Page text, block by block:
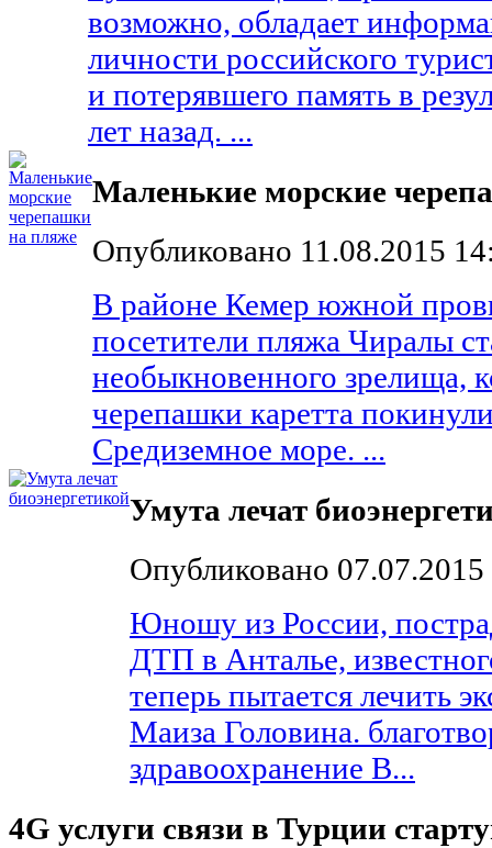
возможно, обладает
личности российского
и потерявшего память в
лет назад. ...
Маленькие морские
Опубликовано 11.08.2015
В районе Кемер южной
посетители пляжа Чиралы
необыкновенного зрелища,
черепашки каретта
Средиземное море. ...
Умута лечат
Опубликовано
Юношу из России,
ДТП в Анталье,
теперь пытается лечить
Маиза Головина.
здравоохранение В...
4G услуги связи в Турции